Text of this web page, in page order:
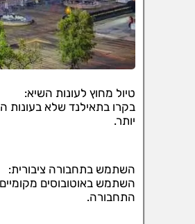
טיול מחוץ לעונות השיא:
בקרו בתאילנד שלא בעונות
יותר.
השתמש בתחבורה ציבורית:
השתמש באוטובוסים
התחבורה.